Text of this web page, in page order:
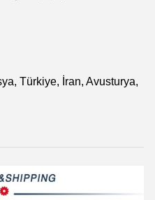
Türkiye, İran, Avusturya,